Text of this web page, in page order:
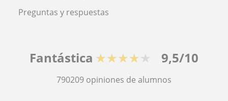
Preguntas y respuestas
Fantástica ★★★★★ 9,5/10
790209 opiniones de alumnos